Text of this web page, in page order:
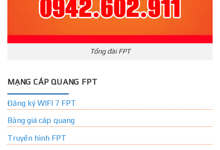
Tổng đài FPT
MẠNG CÁP QUANG FPT
Đăng ký WIFI 7 FPT
Bảng giá cáp quang
Truyền hình FPT